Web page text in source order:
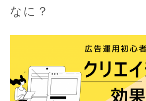
なに？